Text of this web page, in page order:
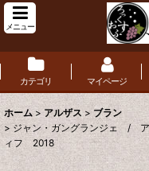
メニュー
カテゴリ マイページ
ホーム > アルザス > ブラン
> ジャン・ガングランジェ /
ィフ 2018